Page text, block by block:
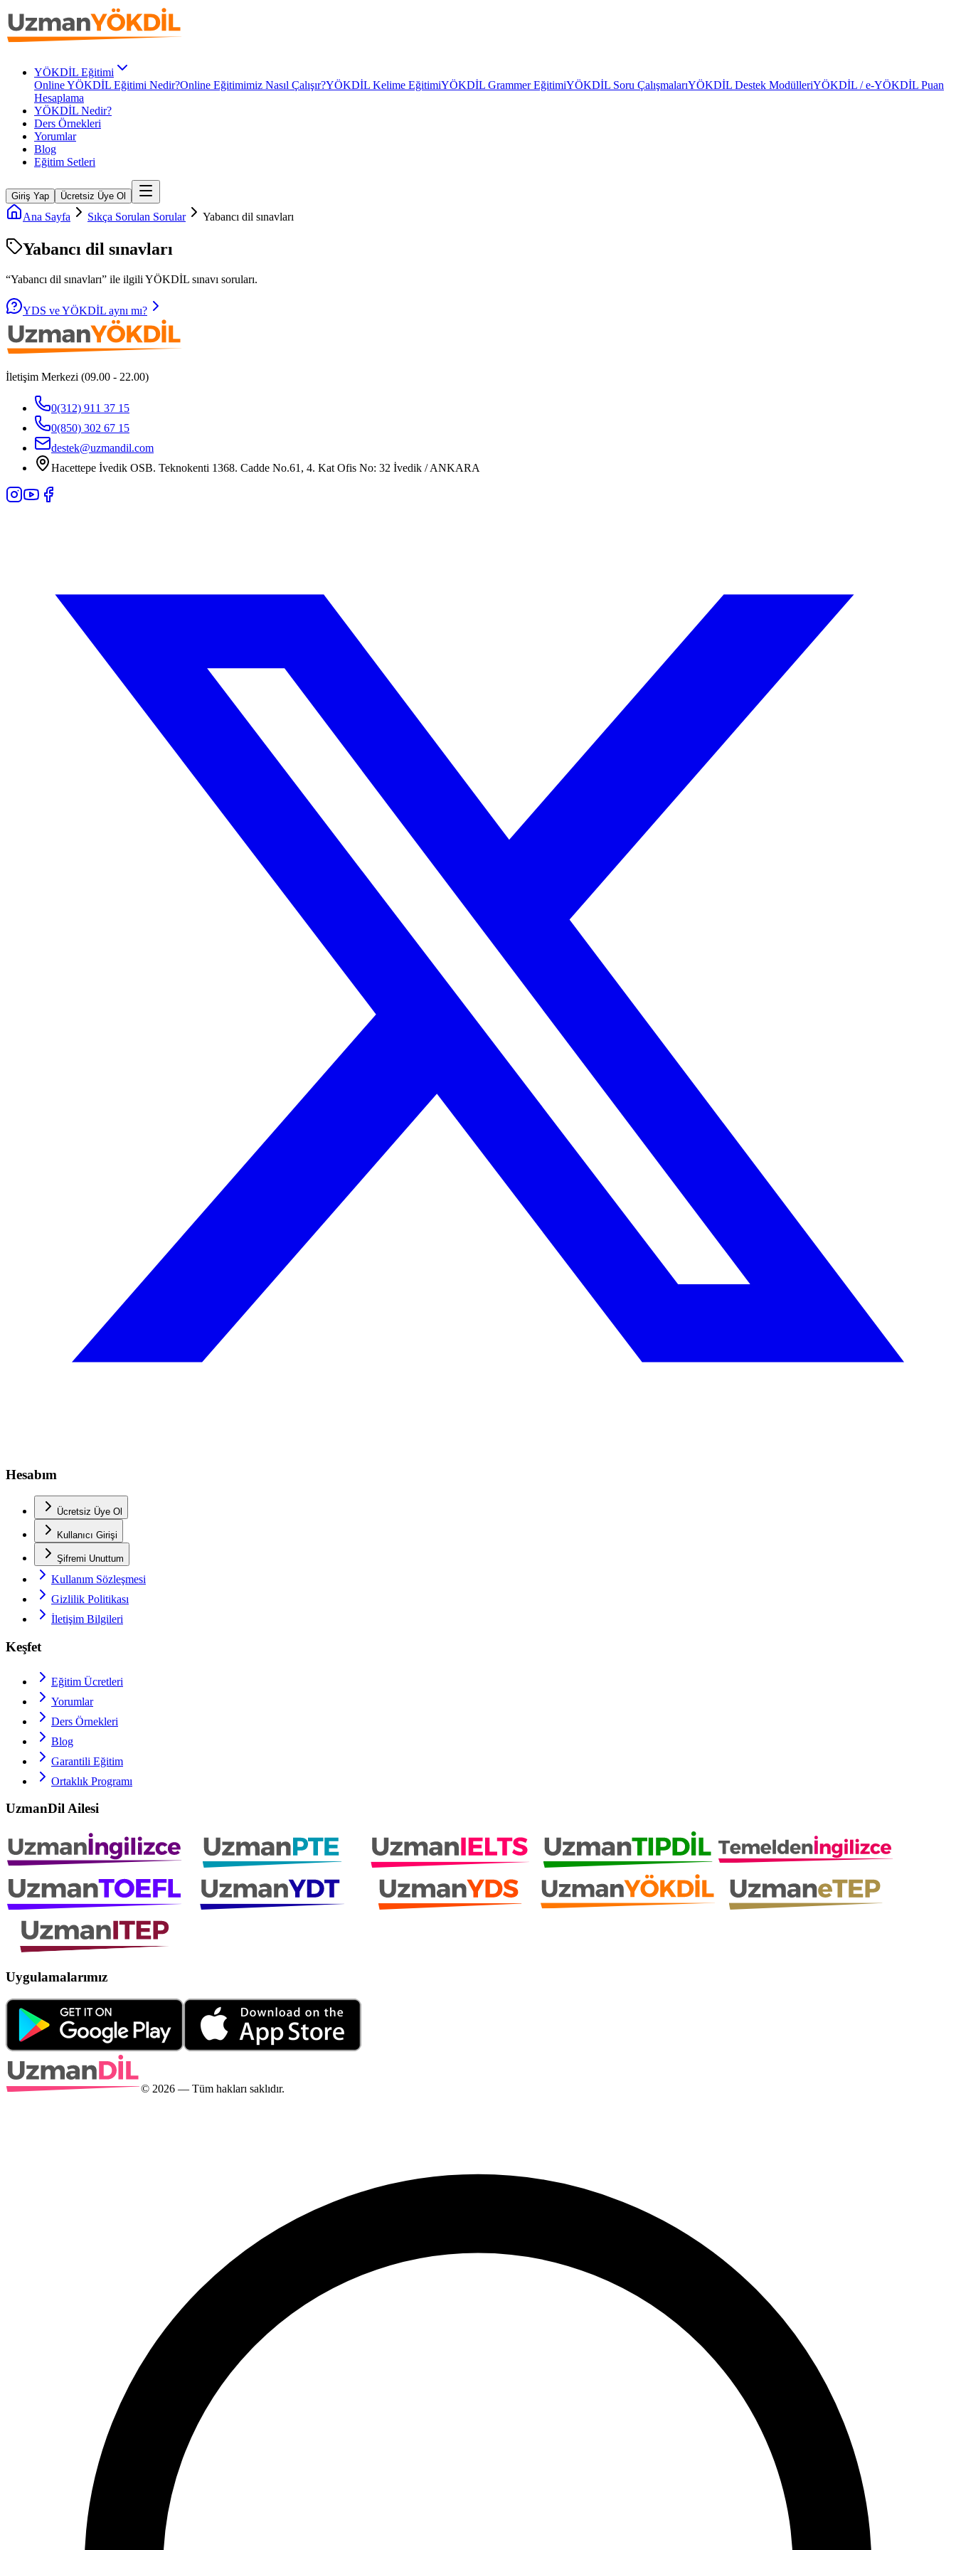
YÖKDİL Eğitimi
Online YÖKDİL Eğitimi Nedir?Online Eğitimimiz Nasıl Çalışır?YÖKDİL Kelime EğitimiYÖKDİL Grammer EğitimiYÖKDİL Soru ÇalışmalarıYÖKDİL Destek ModülleriYÖKDİL / e-YÖKDİL Puan
Hesaplama
YÖKDİL Nedir?
Ders Örnekleri
Yorumlar
Blog
Eğitim Setleri
Giriş Yap Ücretsiz Üye Ol
Ana Sayfa Sıkça Sorulan Sorular Yabancı dil sınavları
Yabancı dil sınavları
“Yabancı dil sınavları” ile ilgili YÖKDİL sınavı soruları.
YDS ve YÖKDİL aynı mı?
İletişim Merkezi (09.00 - 22.00)
0(312) 911 37 15
0(850) 302 67 15
destek@uzmandil.com
Hacettepe İvedik OSB. Teknokenti 1368. Cadde No.61, 4. Kat Ofis No: 32 İvedik / ANKARA
Hesabım
Ücretsiz Üye Ol
Kullanıcı Girişi
Şifremi Unuttum
Kullanım Sözleşmesi
Gizlilik Politikası
İletişim Bilgileri
Keşfet
Eğitim Ücretleri
Yorumlar
Ders Örnekleri
Blog
Garantili Eğitim
Ortaklık Programı
UzmanDil Ailesi
Uygulamalarımız
© 2026 — Tüm hakları saklıdır.